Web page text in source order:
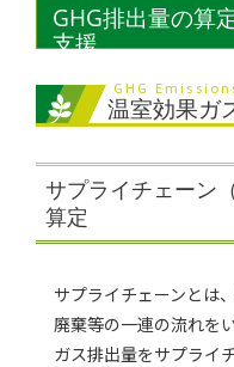
GHG排出量の算
支援
GHG
温室効果ガ
サプライチェーン
算定
サプライチェーンとは
廃棄等の一連の流れを
ガス排出量をサプライ